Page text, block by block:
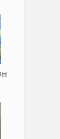
高温钼网真空热处理100目200目钼丝网